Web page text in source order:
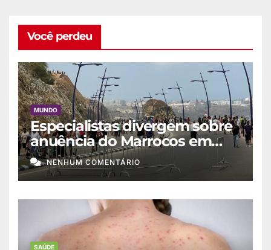
Você perdeu
MUNDO
Especialistas divergem sobre
anuência do Marrocos em
migração a Ceuta
NENHUM COMENTÁRIO
SAÚDE